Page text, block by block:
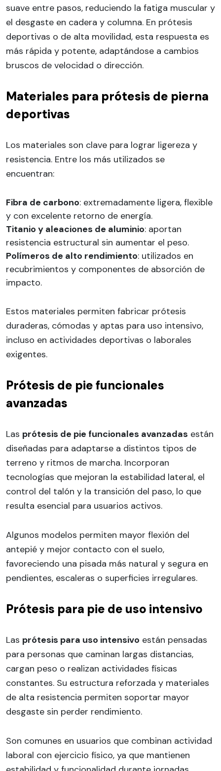
suave entre pasos, reduciendo la fatiga muscular y
el desgaste en cadera y columna. En prótesis
deportivas o de alta movilidad, esta respuesta es
más rápida y potente, adaptándose a cambios
bruscos de velocidad o dirección.
Materiales para prótesis de pierna
deportivas
Los materiales son clave para lograr ligereza y
resistencia. Entre los más utilizados se
encuentran:
Fibra de carbono: extremadamente ligera, flexible
y con excelente retorno de energía.
Titanio y aleaciones de aluminio: aportan
resistencia estructural sin aumentar el peso.
Polímeros de alto rendimiento: utilizados en
recubrimientos y componentes de absorción de
impacto.
Estos materiales permiten fabricar prótesis
duraderas, cómodas y aptas para uso intensivo,
incluso en actividades deportivas o laborales
exigentes.
Prótesis de pie funcionales
avanzadas
Las prótesis de pie funcionales avanzadas están
diseñadas para adaptarse a distintos tipos de
terreno y ritmos de marcha. Incorporan
tecnologías que mejoran la estabilidad lateral, el
control del talón y la transición del paso, lo que
resulta esencial para usuarios activos.
Algunos modelos permiten mayor flexión del
antepié y mejor contacto con el suelo,
favoreciendo una pisada más natural y segura en
pendientes, escaleras o superficies irregulares.
Prótesis para pie de uso intensivo
Las prótesis para uso intensivo están pensadas
para personas que caminan largas distancias,
cargan peso o realizan actividades físicas
constantes. Su estructura reforzada y materiales
de alta resistencia permiten soportar mayor
desgaste sin perder rendimiento.
Son comunes en usuarios que combinan actividad
laboral con ejercicio físico, ya que mantienen